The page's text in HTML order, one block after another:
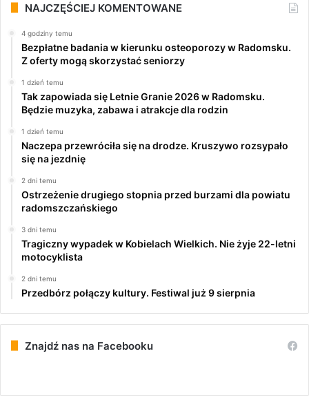
NAJCZĘŚCIEJ KOMENTOWANE
4 godziny temu
Bezpłatne badania w kierunku osteoporozy w Radomsku.
Z oferty mogą skorzystać seniorzy
1 dzień temu
Tak zapowiada się Letnie Granie 2026 w Radomsku.
Będzie muzyka, zabawa i atrakcje dla rodzin
1 dzień temu
Naczepa przewróciła się na drodze. Kruszywo rozsypało
się na jezdnię
2 dni temu
Ostrzeżenie drugiego stopnia przed burzami dla powiatu
radomszczańskiego
3 dni temu
Tragiczny wypadek w Kobielach Wielkich. Nie żyje 22-letni
motocyklista
2 dni temu
Przedbórz połączy kultury. Festiwal już 9 sierpnia
Znajdź nas na Facebooku